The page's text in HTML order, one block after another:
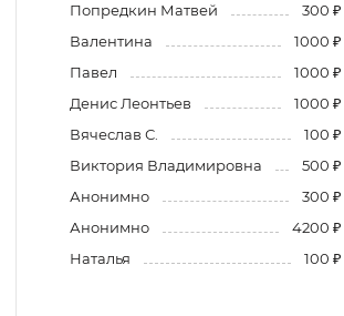
Попредкин Матвей
300 ₽
Валентина
1000 ₽
Павел
1000 ₽
Денис Леонтьев
1000 ₽
Вячеслав С.
100 ₽
Виктория Владимировна
500 ₽
Анонимно
300 ₽
Анонимно
4200 ₽
Наталья
100 ₽